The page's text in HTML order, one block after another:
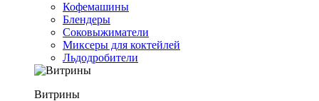
Кофемашины
Блендеры
Соковыжиматели
Миксеры для коктейлей
Льдодробители
Витрины